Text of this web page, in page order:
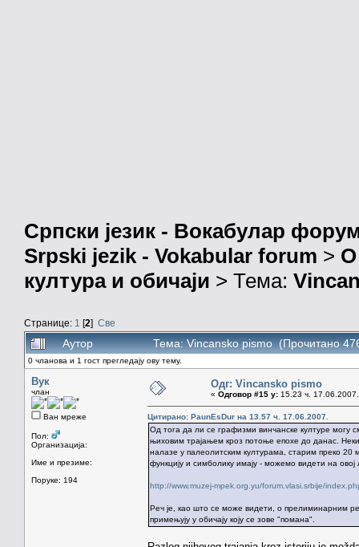
Српски језик - Вокабулар
Srpski jezik - Vokabular forum > О
култура и обичаји > Тема:
Странице: 1 [2] Све
Аутор Тема: Vincansko pismo (Прочитано
0 чланова и 1 гост прегледају ову тему.
Вук
члан
Ван мреже
Пол:
Организација:
Име и презиме:
Поруке: 194
Одг: Vincansko pismo
« Одговор #15 у: 15.23 ч.
Цитирано: PaunEsDur на 13.57 ч. 17.06.2007.
Од тога да ли се графизми винчанске културе могу
њиховим трајањем кроз потоње епохе до данас.
налазе у палеолитским културама, старим преко 20
функцију и симболику имају - можемо видети на овој
http://www.muzej-mpek.org.yu/forum.vlasi.srbije/
Реч је, као што се може видети, о прелиминарним
примењују у обичају коју се зове "помана".